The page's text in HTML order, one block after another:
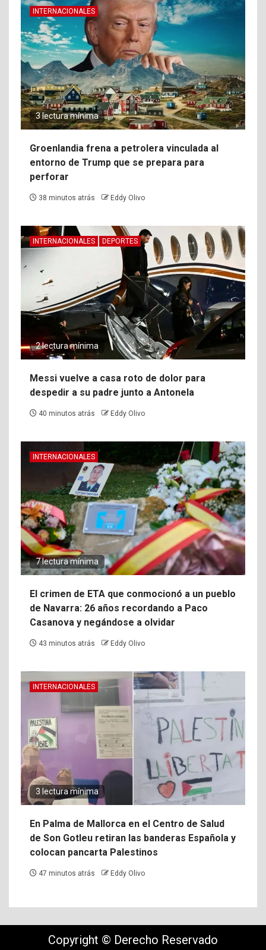
INTERNACIONALES
3 lectura mínima
Groenlandia frena a petrolera vinculada al
entorno de Trump que se prepara para
perforar
38 minutos atrás Eddy Olivo
INTERNACIONALES DEPORTES
2 lectura mínima
Messi vuelve a casa roto de dolor para
despedir a su padre junto a Antonela
40 minutos atrás Eddy Olivo
INTERNACIONALES
7 lectura mínima
El crimen de ETA que conmocionó a un pueblo
de Navarra: 26 años recordando a Paco
Casanova y negándose a olvidar
43 minutos atrás Eddy Olivo
INTERNACIONALES
3 lectura mínima
En Palma de Mallorca en el Centro de Salud
de Son Gotleu retiran las banderas Española y
colocan pancarta Palestinos
47 minutos atrás Eddy Olivo
Copyright © Derecho Reservado